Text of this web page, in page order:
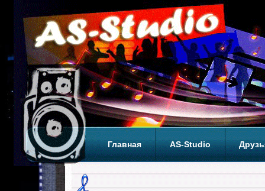
Главная AS-Studio